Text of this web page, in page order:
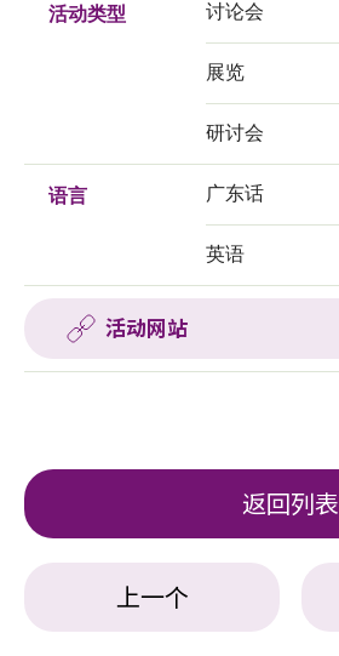
活动类型 讨论会
展览
研讨会
语言 广东话
英语
活动网站
返回列表
上一个